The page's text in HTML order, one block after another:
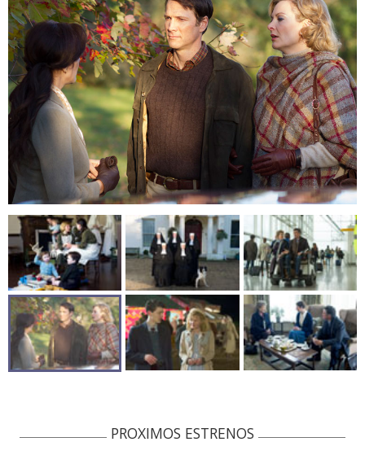
PROXIMOS ESTRENOS